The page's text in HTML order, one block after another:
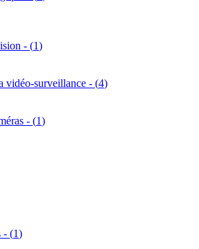
- (1)
vidéo-surveillance - (4)
- (1)
- (1)